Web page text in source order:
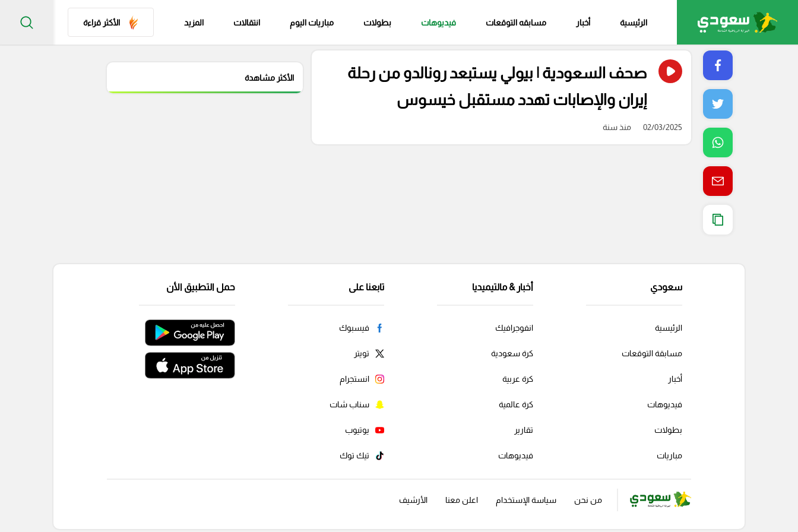
الرئيسية أخبار مسابقه التوقعات فيديوهات بطولات مباريات اليوم انتقالات المزيد الأكثر قراءة
صحف السعودية | بيولي يستبعد رونالدو من رحلة
إيران والإصابات تهدد مستقبل خيسوس
02/03/2025 منذ سنة
الأكثر مشاهدة
سعودي
الرئيسية
مسابقة التوقعات
أخبار
فيديوهات
بطولات
مباريات
أخبار & مالتيميديا
انفوجرافيك
كرة سعودية
كرة عربية
كرة عالمية
تقارير
فيديوهات
تابعنا على
فيسبوك
تويتر
انستجرام
سناب شات
يوتيوب
تيك توك
حمل التطبيق الأن
من نحن سياسة الإستخدام اعلن معنا الأرشيف